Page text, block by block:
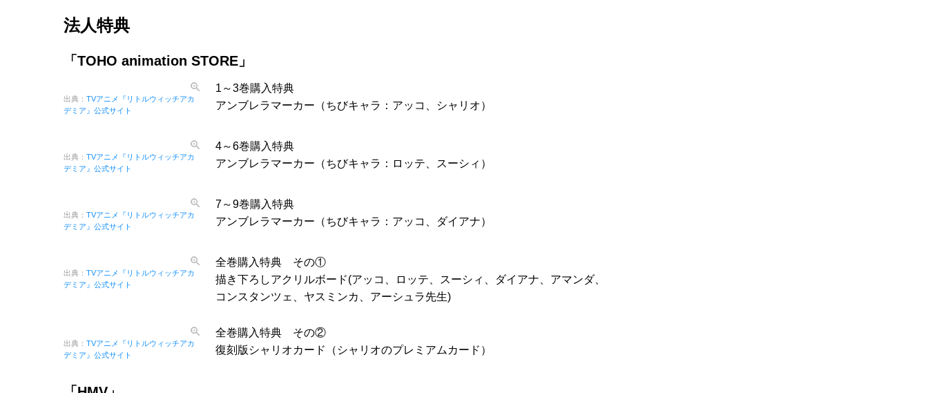
法人特典
「TOHO animation STORE」
出典： TVアニメ『リトルウィッチアカ
デミア』公式サイト
1～3巻購入特典
アンブレラマーカー（ちびキャラ：アッコ、シャリオ）
出典： TVアニメ『リトルウィッチアカ
デミア』公式サイト
4～6巻購入特典
アンブレラマーカー（ちびキャラ：ロッテ、スーシィ）
出典： TVアニメ『リトルウィッチアカ
デミア』公式サイト
7～9巻購入特典
アンブレラマーカー（ちびキャラ：アッコ、ダイアナ）
出典： TVアニメ『リトルウィッチアカ
デミア』公式サイト
全巻購入特典 その①
描き下ろしアクリルボード(アッコ、ロッテ、スーシィ、ダイアナ、アマンダ、
コンスタンツェ、ヤスミンカ、アーシュラ先生)
出典： TVアニメ『リトルウィッチアカ
デミア』公式サイト
全巻購入特典 その②
復刻版シャリオカード（シャリオのプレミアムカード）